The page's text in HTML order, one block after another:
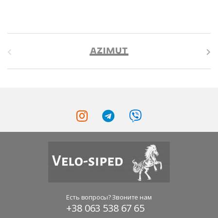
Есть вопросы? Звоните нам
+38 063 538 67 65